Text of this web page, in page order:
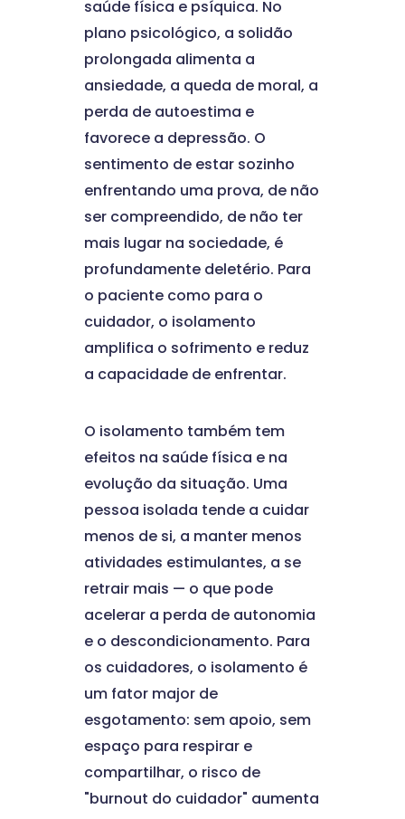
saúde física e psíquica. No
plano psicológico, a solidão
prolongada alimenta a
ansiedade, a queda de moral, a
perda de autoestima e
favorece a depressão. O
sentimento de estar sozinho
enfrentando uma prova, de não
ser compreendido, de não ter
mais lugar na sociedade, é
profundamente deletério. Para
o paciente como para o
cuidador, o isolamento
amplifica o sofrimento e reduz
a capacidade de enfrentar.
O isolamento também tem
efeitos na saúde física e na
evolução da situação. Uma
pessoa isolada tende a cuidar
menos de si, a manter menos
atividades estimulantes, a se
retrair mais — o que pode
acelerar a perda de autonomia
e o descondicionamento. Para
os cuidadores, o isolamento é
um fator major de
esgotamento: sem apoio, sem
espaço para respirar e
compartilhar, o risco de
"burnout do cuidador" aumenta